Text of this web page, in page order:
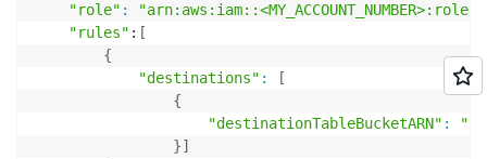
"role" :
"rules" : [
{
"destinations" :
[
{
"destinationTableBucketARN" : "
}]